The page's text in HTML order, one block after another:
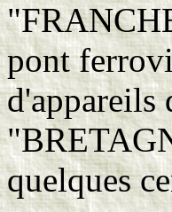
pont
quelques